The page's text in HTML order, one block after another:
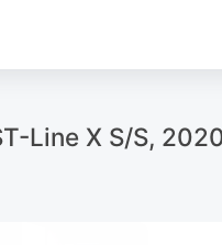
Line X S/S,